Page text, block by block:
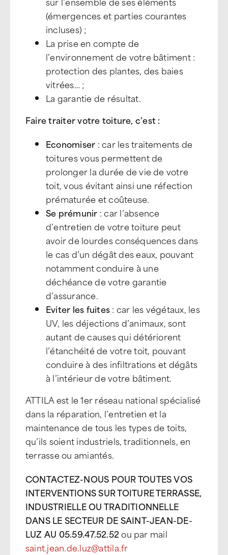
(émergences et parties courantes
incluses) ;
La prise en compte de
l’environnement de votre bâtiment :
protection des plantes, des baies
vitrées… ;
La garantie de résultat.
Faire traiter votre toiture, c’est :
Economiser : car les traitements de
toitures vous permettent de
prolonger la durée de vie de votre
toit, vous évitant ainsi une réfection
prématurée et coûteuse.
Se prémunir : car l’absence
d’entretien de votre toiture peut
avoir de lourdes conséquences dans
le cas d’un dégât des eaux, pouvant
notamment conduire à une
déchéance de votre garantie
d’assurance.
Eviter les fuites: car les végétaux, les
UV, les déjections d’animaux, sont
autant de causes qui détériorent
l’étanchéité de votre toit, pouvant
conduire à des infiltrations et dégâts
à l’intérieur de votre bâtiment.
ATTILA est le 1er réseau national spécialisé
dans la réparation, l’entretien et la
maintenance de tous les types de toits,
qu’ils soient industriels, traditionnels, en
terrasse ou amiantés.
CONTACTEZ-NOUS POUR TOUTES VOS
INTERVENTIONS SUR TOITURE TERRASSE,
INDUSTRIELLE OU TRADITIONNELLE
DANS LE SECTEUR DE SAINT-JEAN-DE-
LUZ AU 05.59.47.52.52ou par mail
saint.jean.de.luz@attila.fr